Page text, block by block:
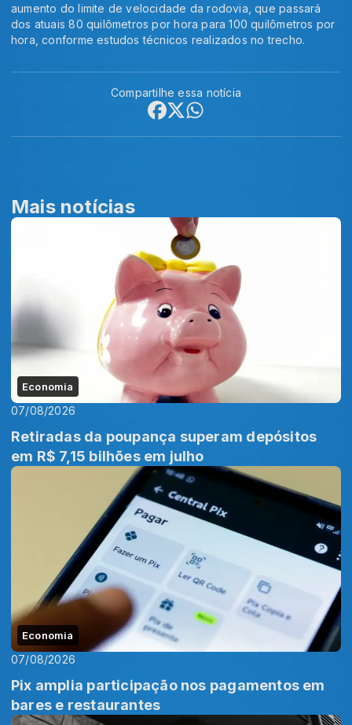
aumento do limite de velocidade da rodovia, que passará
dos atuais 80 quilômetros por hora para 100 quilômetros por
hora, conforme estudos técnicos realizados no trecho.
Compartilhe essa notícia
Mais notícias
Economia
07/08/2026
Retiradas da poupança superam depósitos
em R$ 7,15 bilhões em julho
Economia
07/08/2026
Pix amplia participação nos pagamentos em
bares e restaurantes